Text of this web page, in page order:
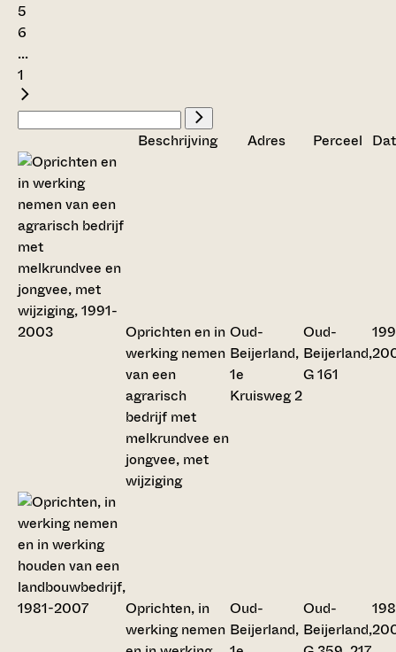
5
6
...
1
Beschrijving Adres Perceel
Oprichten en in
werking nemen
van een
agrarisch
bedrijf met
melkrundvee en
jongvee, met
wijziging
Oud-
Beijerland,
1e
Kruisweg 2
Oud-
Beijerland,
G 161
Oprichten, in
werking nemen
Oud-
Beijerland,
Oud-
Beijerland,